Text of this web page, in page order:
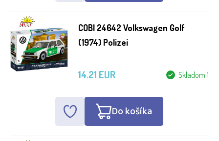
Věk
od 10 měsíců
6 měsíců
od 1 roku
od 18 měsíců
od 2 let
COBI 24642 Volkswagen Golf
(1974) Polizei
Skladom 1
14.21 EUR
Do košíka